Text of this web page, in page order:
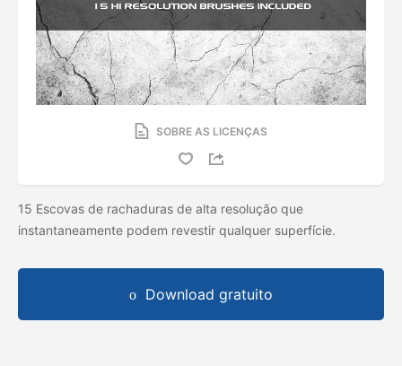
SOBRE AS LICENÇAS
15 Escovas de rachaduras de alta resolução que
instantaneamente podem revestir qualquer superfície.
Download gratuito